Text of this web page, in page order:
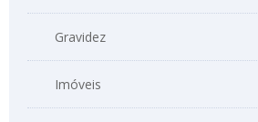
Gravidez
Imóveis